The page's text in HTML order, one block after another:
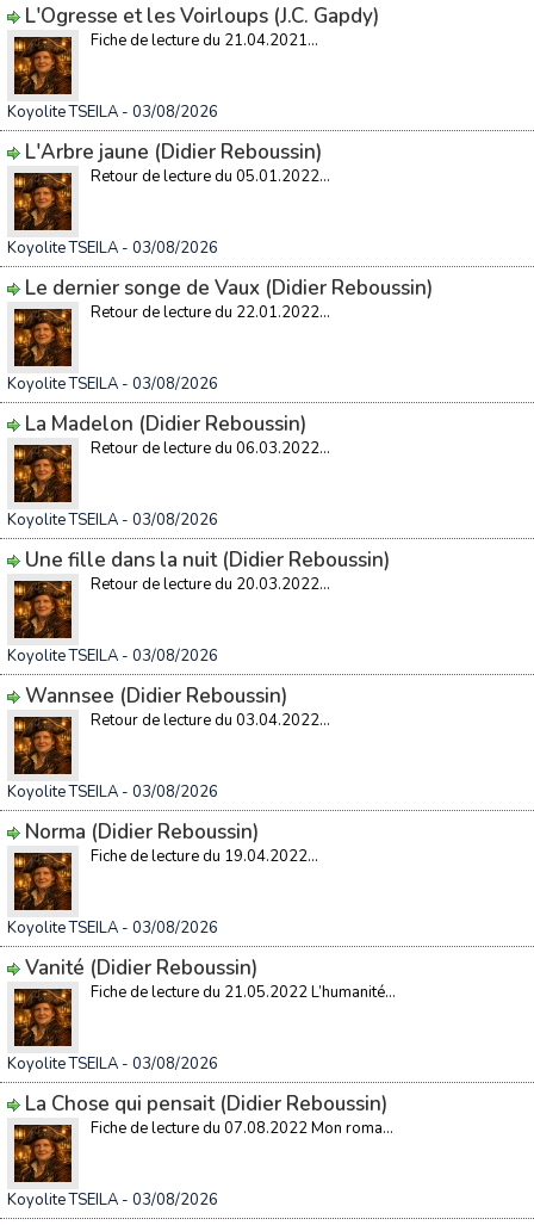
L'Ogresse et les Voirloups (J.C. Gapdy)
Fiche de lecture du 21.04.2021...
Koyolite TSEILA - 03/08/2026
L'Arbre jaune (Didier Reboussin)
Retour de lecture du 05.01.2022...
Koyolite TSEILA - 03/08/2026
Le dernier songe de Vaux (Didier Reboussin)
Retour de lecture du 22.01.2022...
Koyolite TSEILA - 03/08/2026
La Madelon (Didier Reboussin)
Retour de lecture du 06.03.2022...
Koyolite TSEILA - 03/08/2026
Une fille dans la nuit (Didier Reboussin)
Retour de lecture du 20.03.2022...
Koyolite TSEILA - 03/08/2026
Wannsee (Didier Reboussin)
Retour de lecture du 03.04.2022...
Koyolite TSEILA - 03/08/2026
Norma (Didier Reboussin)
Fiche de lecture du 19.04.2022...
Koyolite TSEILA - 03/08/2026
Vanité (Didier Reboussin)
Fiche de lecture du 21.05.2022 L’humanité...
Koyolite TSEILA - 03/08/2026
La Chose qui pensait (Didier Reboussin)
Fiche de lecture du 07.08.2022 Mon roma...
Koyolite TSEILA - 03/08/2026